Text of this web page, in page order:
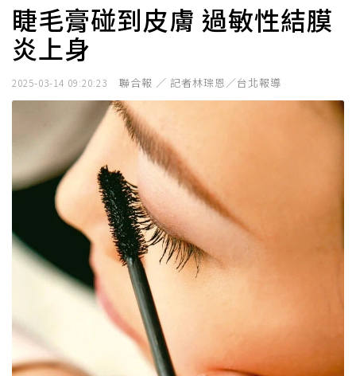
睫毛膏碰到皮膚 過敏性結膜
炎上身
2025-03-14 09:20:23 聯合報 ／ 記者林琮恩／台北報導